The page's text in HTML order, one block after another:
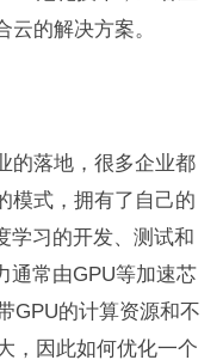
的解决方案。
的落地，很多企业都
模式，拥有了自己的
学习的开发、测试和
通常由GPU等加速芯
GPU的计算资源和不
，因此如何优化一个